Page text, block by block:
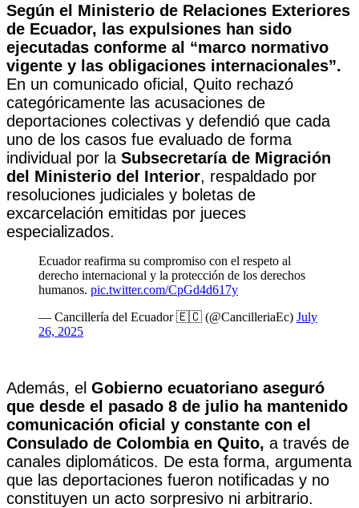
Según el Ministerio de Relaciones Exteriores
de Ecuador, las expulsiones han sido
ejecutadas conforme al “marco normativo
vigente y las obligaciones internacionales”.
En un comunicado oficial, Quito rechazó
categóricamente las acusaciones de
deportaciones colectivas y defendió que cada
uno de los casos fue evaluado de forma
individual por la Subsecretaría de Migración
del Ministerio del Interior, respaldado por
resoluciones judiciales y boletas de
excarcelación emitidas por jueces
especializados.
Ecuador reafirma su compromiso con el respeto al
derecho internacional y la protección de los derechos
humanos. pic.twitter.com/CpGd4d617y
— Cancillería del Ecuador 🇪🇨 (@CancilleriaEc) July
26, 2025
Además, el Gobierno ecuatoriano aseguró
que desde el pasado 8 de julio ha mantenido
comunicación oficial y constante con el
Consulado de Colombia en Quito, a través de
canales diplomáticos. De esta forma, argumenta
que las deportaciones fueron notificadas y no
constituyen un acto sorpresivo ni arbitrario.